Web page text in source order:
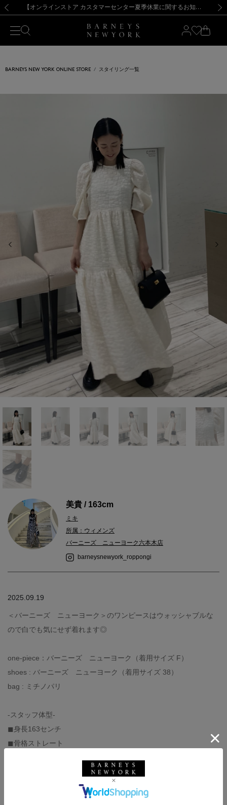
新規登録のお客様も対象！＜MY BARNEYS＞会員のお客様は11,000円（税込）以上のお買上げで常時送料無料！お買い物の際は会員登録を！
【夏季休業に伴う出荷一時停止のお知らせ】(2026.8.7) 【オンラインストア カスタマーセンター夏季休業に関するお知らせ】（2026.8.7）
【夏季休業に伴う返品・交換承り一時停止のお知らせ】（2026.8.5）
熊本県を中心とした地震の影響によるお荷物のお届けについて
【開催中】SUMMER SALEのご案内・ご注意事項 新規登録のお客様も対象！＜MY BARNEYS＞会員のお客様は11,000円（税込）以上のお買上げで常時送料無料！お買い物の際は会員登録を！
【夏季休業に伴う出荷一時停止のお知らせ】(2026.8.7)
BARNEYS NEW YORK ONLINE STORE スタイリング一覧
美貴 / 163cm
ミキ
所属：ウィメンズ
バーニーズ ニューヨーク六本木店
barneysnewyork_roppongi
2025.09.19
＜バーニーズ ニューヨーク＞のワンピースはウォッシャブルな
ので白でも気にせず着れます◎
one-piece：バーニーズ ニューヨーク（着用サイズ F）
shoes : バーニーズ ニューヨーク（着用サイズ 38）
bag : ミチノパリ
-スタッフ体型-
◼︎身長163センチ
◼︎骨格ストレート
◼︎足の甲は低く、幅狭、人差し指が長い
◼︎パンプスサイズ38〜39